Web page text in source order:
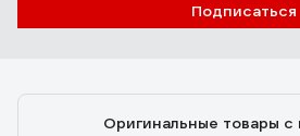
Подписаться
Оригинальные товары с